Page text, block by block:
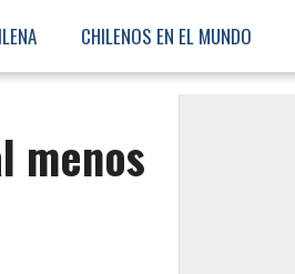
CHILENOS EN EL MUNDO
menos